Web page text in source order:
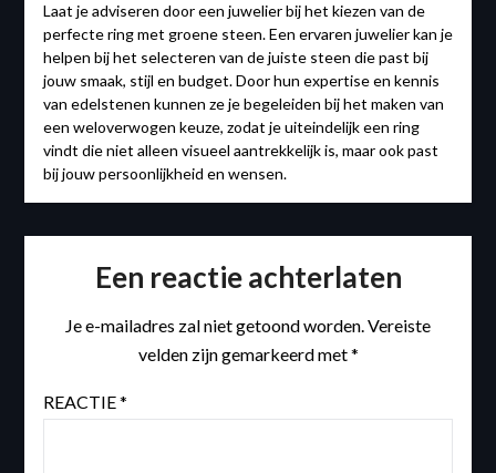
Laat je adviseren door een juwelier bij het kiezen van de
perfecte ring met groene steen. Een ervaren juwelier kan je
helpen bij het selecteren van de juiste steen die past bij
jouw smaak, stijl en budget. Door hun expertise en kennis
van edelstenen kunnen ze je begeleiden bij het maken van
een weloverwogen keuze, zodat je uiteindelijk een ring
vindt die niet alleen visueel aantrekkelijk is, maar ook past
bij jouw persoonlijkheid en wensen.
Een reactie achterlaten
Je e-mailadres zal niet getoond worden.Vereiste
velden zijn gemarkeerd met*
REACTIE*